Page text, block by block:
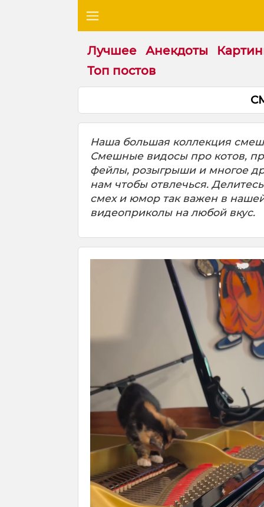
Лучшее Анекдоты
Топ постов
Наша большая коллекция
Смешные видосы про котов,
фейлы, розыгрыши и многое
нам чтобы отвлечься.
смех и юмор так важен в
видеоприколы на любой вкус.